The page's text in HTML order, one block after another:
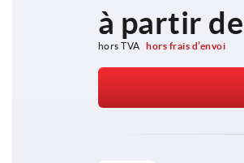
à partir de
hors TVA hors frais d’envoi